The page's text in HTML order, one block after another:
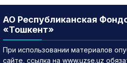
АО Республиканская
«Тошкент»
При использовании материалов
сайте, ссылка на www.uzse.uz